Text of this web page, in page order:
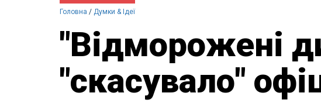
Головна Думки & Ідеї
"Відморожені
"скасувало"